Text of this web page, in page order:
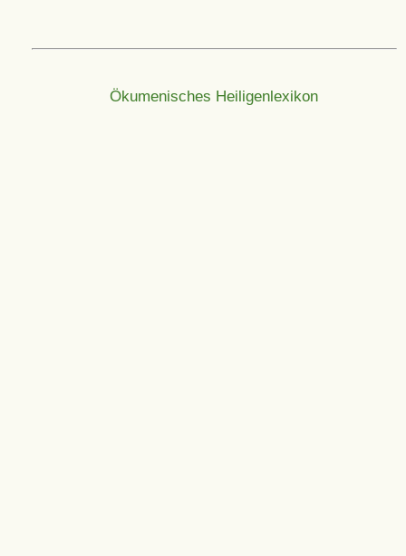
Ökumenisches Heiligenlexikon